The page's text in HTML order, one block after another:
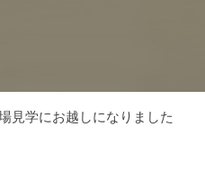
見学にお越しになりました